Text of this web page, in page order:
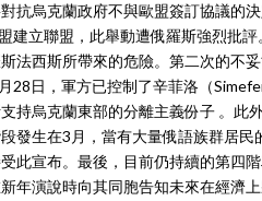
抗烏克蘭政府不與歐盟簽訂協議的
建立聯盟，此舉動遭俄羅斯強烈批
法西斯所帶來的危險。第二次的不
28日，軍方已控制了辛菲洛（
持烏克蘭東部的分離主義份子 。此
發生在3月，當有大量俄語族群居
此宣布。最後，目前仍持續的第四
年演說時向其同胞告知未來在經濟